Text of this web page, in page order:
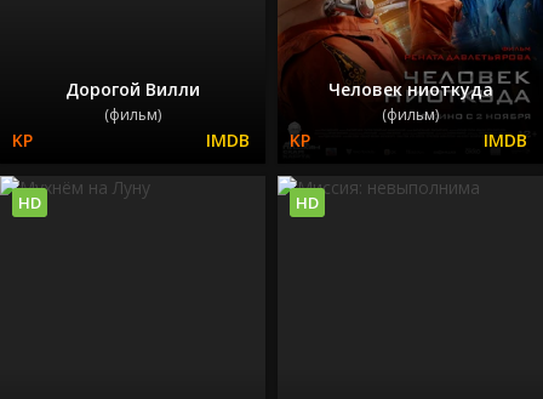
Дорогой Вилли
(фильм)
Человек ниоткуда
(фильм)
HD HD